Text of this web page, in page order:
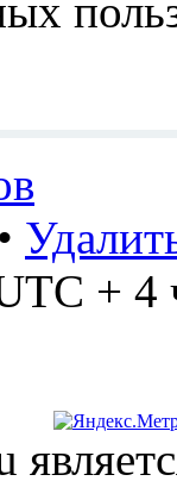
•
+ 4